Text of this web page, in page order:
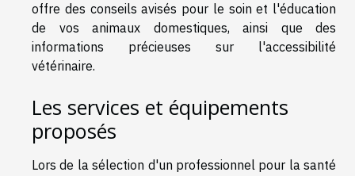
offre des conseils avisés pour le soin et l'éducation
de vos animaux domestiques, ainsi que des
informations précieuses sur l'accessibilité
vétérinaire.
Les services et équipements
proposés
Lors de la sélection d'un professionnel pour la santé